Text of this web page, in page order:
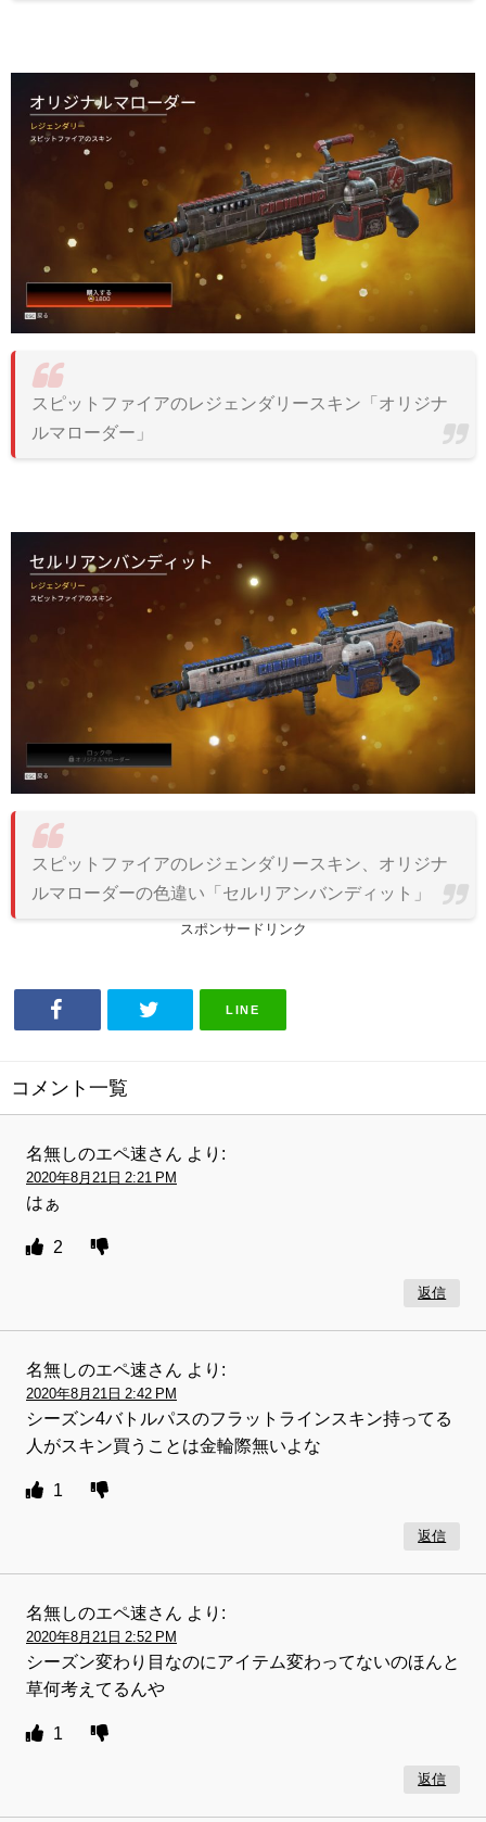
スピットファイアのレジェンダリースキン「オリジナ
ルマローダー」
スピットファイアのレジェンダリースキン、オリジナ
ルマローダーの色違い「セルリアンバンディット」
スポンサードリンク
LINE
コメント一覧
名無しのエペ速さん より:
2020年8月21日 2:21 PM
はぁ
2
返信
名無しのエペ速さん より:
2020年8月21日 2:42 PM
シーズン4バトルパスのフラットラインスキン持ってる
人がスキン買うことは金輪際無いよな
1
返信
名無しのエペ速さん より:
2020年8月21日 2:52 PM
シーズン変わり目なのにアイテム変わってないのほんと
草何考えてるんや
1
返信